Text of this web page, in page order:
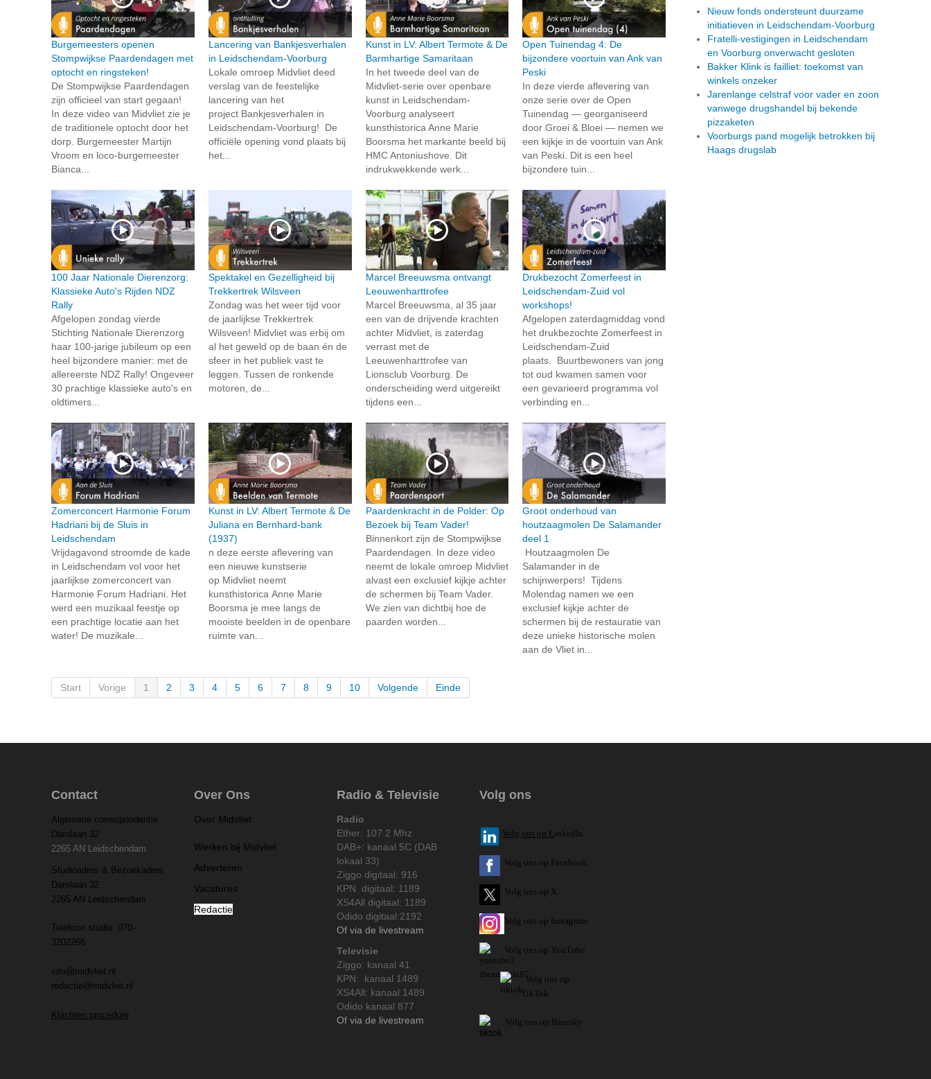
Burgemeesters openen
Stompwijkse Paardendagen met
optocht en ringsteken!
De Stompwijkse Paardendagen
zijn officieel van start gegaan!
In deze video van Midvliet zie je
de traditionele optocht door het
dorp. Burgemeester Martijn
Vroom en loco-burgemeester
Bianca...
Lancering van Bankjesverhalen
in Leidschendam-Voorburg
Lokale omroep Midvliet deed
verslag van de feestelijke
lancering van het
project Bankjesverhalen in
Leidschendam-Voorburg! De
officiële opening vond plaats bij
het...
Kunst in LV: Albert Termote & De
Barmhartige Samaritaan
In het tweede deel van de
Midvliet-serie over openbare
kunst in Leidschendam-
Voorburg analyseert
kunsthistorica Anne Marie
Boorsma het markante beeld bij
HMC Antoniushove. Dit
indrukwekkende werk...
Open Tuinendag 4: De
bijzondere voortuin van Ank van
Peski
In deze vierde aflevering van
onze serie over de Open
Tuinendag — georganiseerd
door Groei & Bloei — nemen we
een kijkje in de voortuin van Ank
van Peski. Dit is een heel
bijzondere tuin...
100 Jaar Nationale Dierenzorg:
Klassieke Auto's Rijden NDZ
Rally
Afgelopen zondag vierde
Stichting Nationale Dierenzorg
haar 100-jarige jubileum op een
heel bijzondere manier: met de
allereerste NDZ Rally! Ongeveer
30 prachtige klassieke auto's en
oldtimers...
Spektakel en Gezelligheid bij
Trekkertrek Wilsveen
Zondag was het weer tijd voor
de jaarlijkse Trekkertrek
Wilsveen! Midvliet was erbij om
al het geweld op de baan én de
sfeer in het publiek vast te
leggen. Tussen de ronkende
motoren, de...
Marcel Breeuwsma ontvangt
Leeuwenharttrofee
Marcel Breeuwsma, al 35 jaar
een van de drijvende krachten
achter Midvliet, is zaterdag
verrast met de
Leeuwenharttrofee van
Lionsclub Voorburg. De
onderscheiding werd uitgereikt
tijdens een...
Drukbezocht Zomerfeest in
Leidschendam-Zuid vol
workshops!
Afgelopen zaterdagmiddag vond
het drukbezochte Zomerfeest in
Leidschendam-Zuid
plaats. Buurtbewoners van jong
tot oud kwamen samen voor
een gevarieerd programma vol
verbinding en...
Zomerconcert Harmonie Forum
Hadriani bij de Sluis in
Leidschendam
Vrijdagavond stroomde de kade
in Leidschendam vol voor het
jaarlijkse zomerconcert van
Harmonie Forum Hadriani. Het
werd een muzikaal feestje op
een prachtige locatie aan het
water! De muzikale...
Kunst in LV: Albert Termote & De
Juliana en Bernhard-bank
(1937)
n deze eerste aflevering van
een nieuwe kunstserie
op Midvliet neemt
kunsthistorica Anne Marie
Boorsma je mee langs de
mooiste beelden in de openbare
ruimte van...
Paardenkracht in de Polder: Op
Bezoek bij Team Vader!
Binnenkort zijn de Stompwijkse
Paardendagen. In deze video
neemt de lokale omroep Midvliet
alvast een exclusief kijkje achter
de schermen bij Team Vader.
We zien van dichtbij hoe de
paarden worden...
Groot onderhoud van
houtzaagmolen De Salamander
deel 1
Houtzaagmolen De
Salamander in de
schijnwerpers! Tijdens
Molendag namen we een
exclusief kijkje achter de
schermen bij de restauratie van
deze unieke historische molen
aan de Vliet in...
Start Vorige 1 2 3 4 5 6 7 8 9 10 Volgende Einde
Nieuw fonds ondersteunt duurzame
initiatieven in Leidschendam-Voorburg
Fratelli-vestigingen in Leidschendam
en Voorburg onverwacht gesloten
Bakker Klink is failliet: toekomst van
winkels onzeker
Jarenlange celstraf voor vader en zoon
vanwege drugshandel bij bekende
pizzaketen
Voorburgs pand mogelijk betrokken bij
Haags drugslab
Contact
Algemene correspondentie
Damlaan 32
2265 AN Leidschendam
Studioadres & Bezoekadres
Damlaan 32
2265 AN Leidschendam
Telefoon studio: 070-
3202266
info@midvliet.nl
redactie@midvliet.nl
Klachten procedure
Over Ons
Over Midvliet
Werken bij Midvliet
Adverteren
Vacatures
Redactie
Radio & Televisie
Radio
Ether: 107.2 Mhz
DAB+: kanaal 5C (DAB
lokaal 33)
Ziggo digitaal: 916
KPN digitaal: 1189
XS4All digitaal: 1189
Odido digitaal:2192
Of via de livestream
Televisie
Ziggo: kanaal 41
KPN: kanaal 1489
XS4All: kanaal 1489
Odido kanaal 877
Of via de livestream
Volg ons
Volg ons op L inkedIn
Volg ons op Facebook
Volg ons op X
Volg ons op Instagram
Volg ons op YouTube
Volg ons op
TikTok
Volg ons op Bluesky